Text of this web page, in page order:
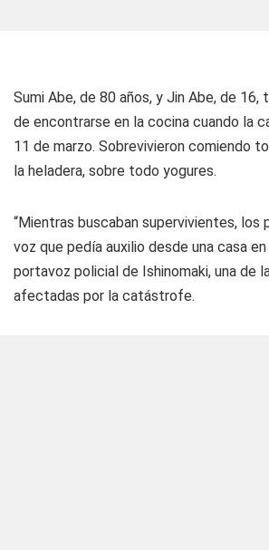
Sumi Abe, de 80 años, y Jin Abe, de 16,
de encontrarse en la cocina cuando la
11 de marzo. Sobrevivieron comiendo
la heladera, sobre todo yogures.
“Mientras buscaban supervivientes, los
voz que pedía auxilio desde una casa en
portavoz policial de Ishinomaki, una de
afectadas por la catástrofe.